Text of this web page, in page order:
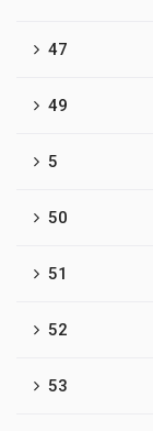
47
49
5
50
51
52
53